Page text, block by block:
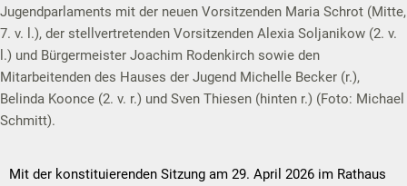
Jugendparlaments mit der neuen Vorsitzenden Maria Schrot (Mitte,
7. v. l.), der stellvertretenden Vorsitzenden Alexia Soljanikow (2. v.
l.) und Bürgermeister Joachim Rodenkirch sowie den
Mitarbeitenden des Hauses der Jugend Michelle Becker (r.),
Belinda Koonce (2. v. r.) und Sven Thiesen (hinten r.) (Foto: Michael
Schmitt).
Mit der konstituierenden Sitzung am 29. April 2026 im Rathaus